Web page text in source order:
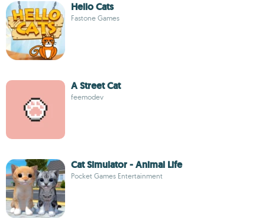
Hello Cats
Fastone Games
A Street Cat
feemodev
Cat Simulator - Animal Life
Pocket Games Entertainment